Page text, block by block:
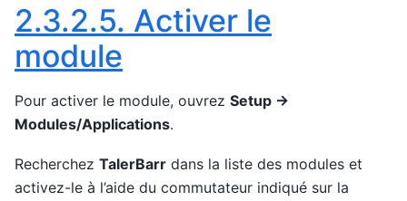
2.3.2.5. Activer le
module
Pour activer le module, ouvrez Setup ->
Modules/Applications.
Recherchez TalerBarr dans la liste des modules et
activez-le à l’aide du commutateur indiqué sur la